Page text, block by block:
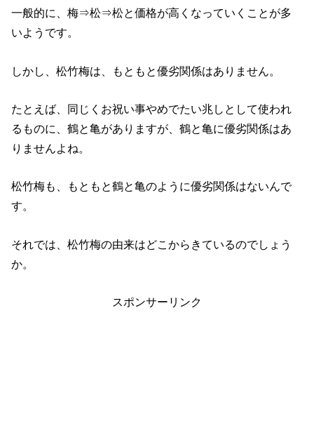
一般的に、梅⇒松⇒松と価格が高くなっていくことが多
いようです。
しかし、松竹梅は、もともと優劣関係はありません。
たとえば、同じくお祝い事やめでたい兆しとして使われ
るものに、鶴と亀がありますが、鶴と亀に優劣関係はあ
りませんよね。
松竹梅も、もともと鶴と亀のように優劣関係はないんで
す。
それでは、松竹梅の由来はどこからきているのでしょう
か。
スポンサーリンク